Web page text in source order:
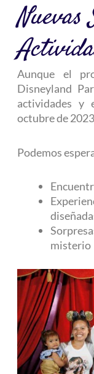
Nuevas
Aunque el
Disneyland
actividades y
octubre de
Podemos
misterio